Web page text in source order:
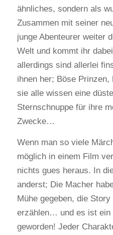
ähnliches, sondern als
Zusammen mit seiner
junge Abenteurer weiter
Welt und kommt ihr
allerdings sind allerlei
ihnen her; Böse
sie alle wissen eine
Sternschnuppe für ihre
Zwecke…
Wenn man so viele
möglich in einem Film
nichts gues heraus. In
anderst; Die Macher
Mühe gegeben, die
erzählen… und es ist ein
geworden! Jeder